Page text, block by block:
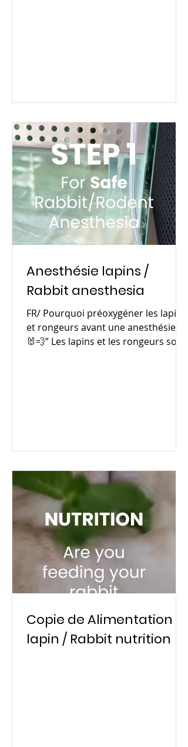
Anesthésie lapins /
Rabbit anesthesia
FR/ Pourquoi préoxygéner les lapins
et rongeurs avant une anesthésie ?
🐰💨” Les lapins et les rongeurs sont
Copie de Alimentation
lapin / Rabbit nutrition